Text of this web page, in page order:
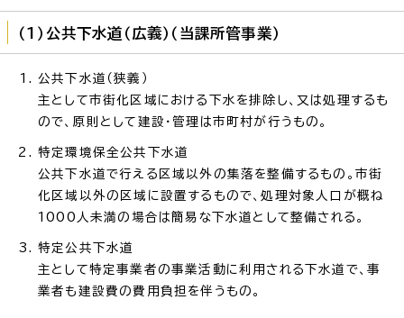
（1）公共下水道（広義）（当課所管事業）
公共下水道（狭義）
主として市街化区域における下水を排除し、又は処理するも
ので、原則として建設・管理は市町村が行うもの。
特定環境保全公共下水道
公共下水道で行える区域以外の集落を整備するもの。市街
化区域以外の区域に設置するもので、処理対象人口が概ね
1000人未満の場合は簡易な下水道として整備される。
特定公共下水道
主として特定事業者の事業活動に利用される下水道で、事
業者も建設費の費用負担を伴うもの。